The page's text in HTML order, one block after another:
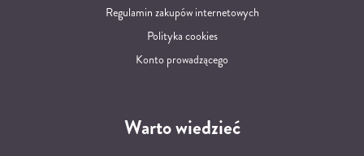
Regulamin zakupów internetowych
Polityka cookies
Konto prowadzącego
Warto wiedzieć